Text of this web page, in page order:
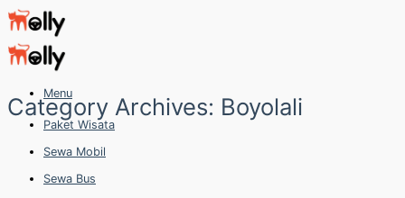
Skip
to
content
Menu
Paket Wisata
Sewa Mobil
Sewa Bus
Category Archives: Boyolali